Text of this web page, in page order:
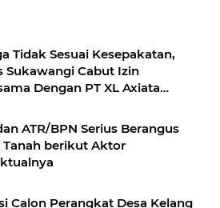
Tidak Sesuai Kesepakatan,
Sukawangi Cabut Izin
Dengan PT XL Axiata
ATR/BPN Serius Berangus
Tanah berikut Aktor
Calon Perangkat Desa Kelang